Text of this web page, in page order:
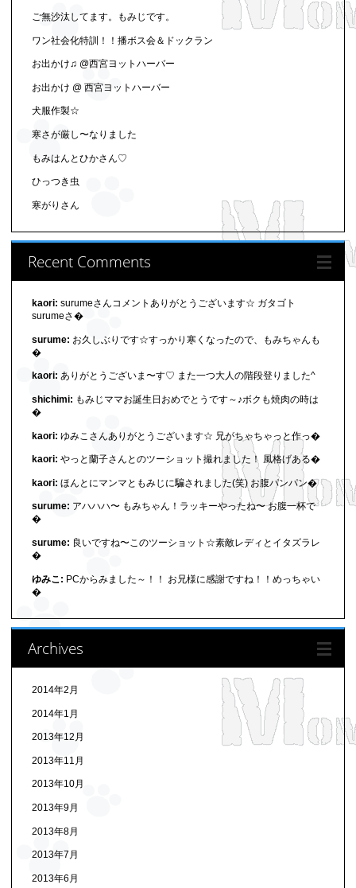
ご無沙汰してます。もみじです。
ワン社会化特訓！！播ボス会＆ドックラン
お出かけ♫ @西宮ヨットハーバー
お出かけ @ 西宮ヨットハーバー
犬服作製☆
寒さが厳し〜なりました
もみはんとひかさん♡
ひっつき虫
寒がりさん
Recent Comments
kaori: surumeさんコメントありがとうございます☆ ガタゴト
surumeさ�
surume: お久しぶりです☆すっかり寒くなったので、もみちゃんも
�
kaori: ありがとうございま〜す♡ また一つ大人の階段登りました^
shichimi: もみじママお誕生日おめでとうです～♪ボクも焼肉の時は
�
kaori: ゆみこさんありがとうございます☆ 兄がちゃちゃっと作っ�
kaori: やっと蘭子さんとのツーショット撮れました！ 風格げある�
kaori: ほんとにマンマともみじに騙されました(笑) お腹パンパン�
surume: アハハハ〜 もみちゃん！ラッキーやったね〜 お腹一杯で
�
surume: 良いですね〜このツーショット☆素敵レディとイタズラレ
�
ゆみこ: PCからみました～！！ お兄様に感謝ですね！！めっちゃい
�
Archives
2014年2月
2014年1月
2013年12月
2013年11月
2013年10月
2013年9月
2013年8月
2013年7月
2013年6月